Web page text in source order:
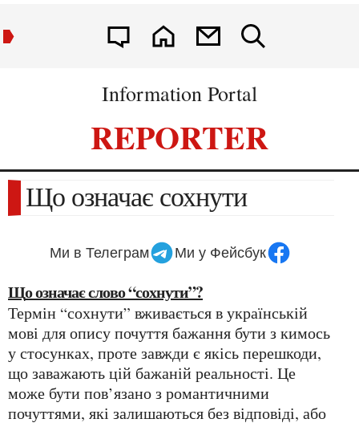
Information Portal
REPORTER
Що означає сохнути
Ми в Телеграм Ми у Фейсбук
Що означає слово “сохнути”?
Термін “сохнути” вживається в українській
мові для опису почуття бажання бути з кимось
у стосунках, проте завжди є якісь перешкоди,
що заважають цій бажаній реальності. Це
може бути пов’язано з романтичними
почуттями, які залишаються без відповіді, або